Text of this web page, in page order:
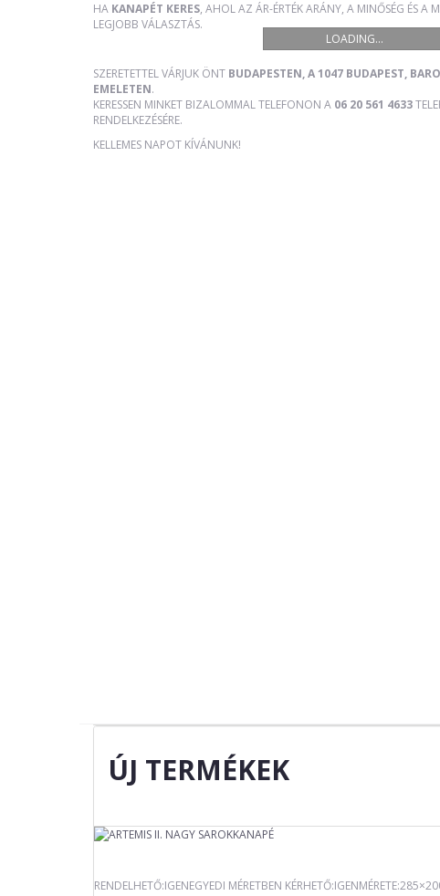
LOADING...
HA KANAPÉT KERES, AHOL AZ ÁR-ÉRTÉK ARÁNY, A MINŐSÉG ÉS A
LEGJOBB VÁLASZTÁS.
SZERETETTEL VÁRJUK ÖNT BUDAPESTEN, A 1047 BUDAPEST,
EMELETEN.
KERESSEN MINKET BIZALOMMAL TELEFONON A 06 20 561 4633
RENDELKEZÉSÉRE.
KELLEMES NAPOT KÍVÁNUNK!
ÚJ TERMÉKEK
RENDELHETŐ:IGENEGYEDI MÉRETBEN